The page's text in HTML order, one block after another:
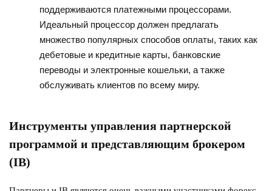
поддерживаются платежными процессорами.
Идеальный процессор должен предлагать
множество популярных способов оплаты, таких как
дебетовые и кредитные карты, банковские
переводы и электронные кошельки, а также
обслуживать клиентов по всему миру.
Инструменты управления партнерской
программой и представляющим брокером
(IB)